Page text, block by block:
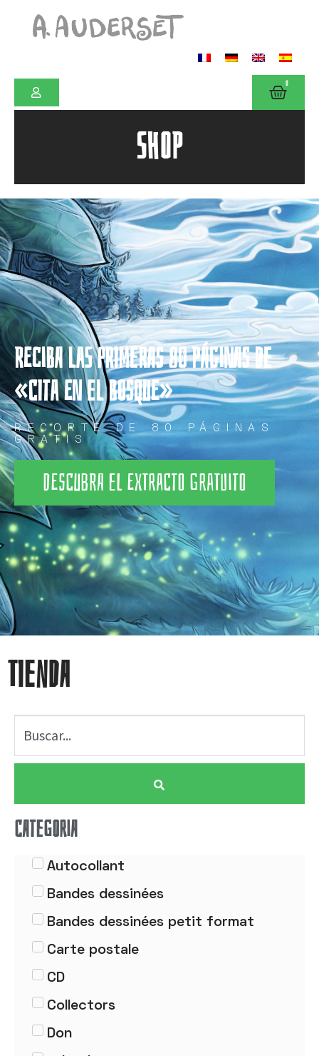
0
SHOP
RECIBA LAS PRIMERAS 80 PÁGINAS DE
«CITA EN EL BOSQUE»
RECORTE DE 80 PÁGINAS
GRATIS
DESCUBRA EL EXTRACTO GRATUITO
TIENDA
CATEGORIA
Autocollant
Bandes dessinées
Bandes dessinées petit format
Carte postale
CD
Collectors
Don